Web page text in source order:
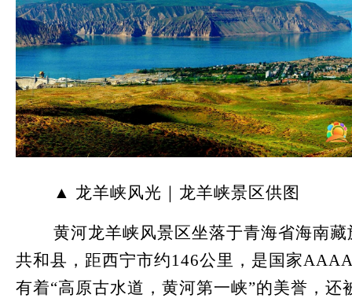
▲ 龙羊峡风光｜龙羊峡景区供图
黄河龙羊峡风景区坐落于青海省海南藏
共和县，距西宁市约146公里，是国家
有着“高原古水道，黄河第一峡”的美誉，还